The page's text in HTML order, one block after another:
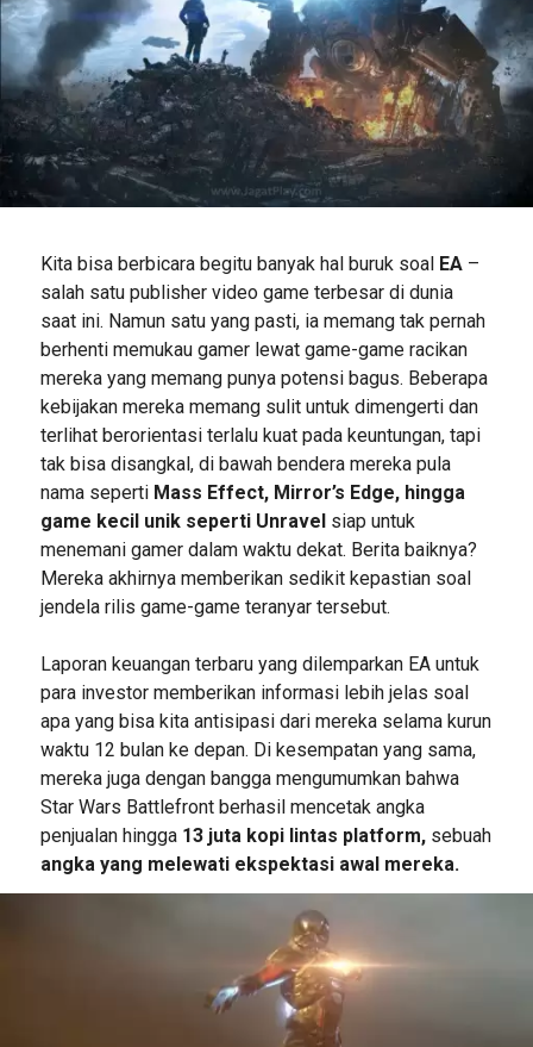
Kita bisa berbicara begitu banyak hal buruk soal EA–
salah satu publisher video game terbesar di dunia
saat ini. Namun satu yang pasti, ia memang tak pernah
berhenti memukau gamer lewat game-game racikan
mereka yang memang punya potensi bagus. Beberapa
kebijakan mereka memang sulit untuk dimengerti dan
terlihat berorientasi terlalu kuat pada keuntungan, tapi
tak bisa disangkal, di bawah bendera mereka pula
nama seperti Mass Effect, Mirror’s Edge, hingga
game kecil unik seperti Unravelsiap untuk
menemani gamer dalam waktu dekat. Berita baiknya?
Mereka akhirnya memberikan sedikit kepastian soal
jendela rilis game-game teranyar tersebut.
Laporan keuangan terbaru yang dilemparkan EA untuk
para investor memberikan informasi lebih jelas soal
apa yang bisa kita antisipasi dari mereka selama kurun
waktu 12 bulan ke depan. Di kesempatan yang sama,
mereka juga dengan bangga mengumumkan bahwa
Star Wars Battlefront berhasil mencetak angka
penjualan hingga 13 juta kopi lintas platform,sebuah
angka yang melewati ekspektasi awal mereka.